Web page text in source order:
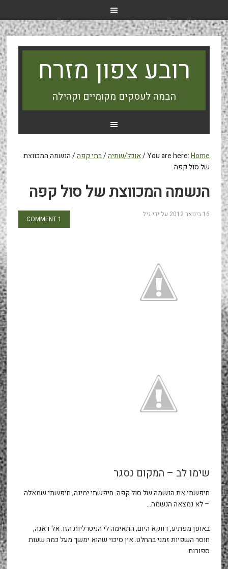
רובע צפון מזרח
הבמה לעסקים מקומיים וקהילה
You are here:Home
/אוכל/שתיה/בתי קפה/הנשמה המכווצת
של סול קפה
הנשמה המכווצת של סול קפה
16 בינואר 2012 על ידיגיל
1 COMMENT
שימו לב – המקום נסגר
חיפשתי את הנשמה של סול קפה. חיפשתי ימינה, חיפשתי שמאלה
– לא נמצאה הנשמה…
באופן מפתיע, דווקא היום, התאימה לי הניטרליות הזו. אל דאגה,
חוסר השפיות זמני בהחלט. אין סיכוי שהוא ימשך מעל כמה שעות
ספורות.